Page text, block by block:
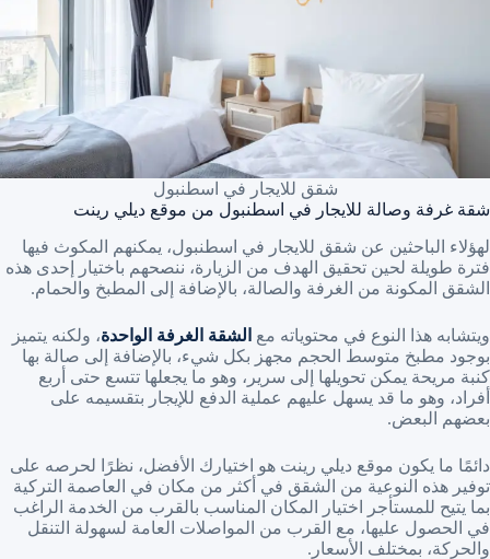
شقق للايجار في اسطنبول
شقة غرفة وصالة للايجار في اسطنبول من موقع ديلي رينت
لهؤلاء الباحثين عن شقق للايجار في اسطنبول، يمكنهم المكوث فيها
فترة طويلة لحين تحقيق الهدف من الزيارة، ننصحهم باختيار إحدى هذه
الشقق المكونة من الغرفة والصالة، بالإضافة إلى المطبخ والحمام.
ويتشابه هذا النوع في محتوياته مع الشقة الغرفة الواحدة، ولكنه يتميز
بوجود مطبخ متوسط الحجم مجهز بكل شيء، بالإضافة إلى صالة بها
كنبة مريحة يمكن تحويلها إلى سرير، وهو ما يجعلها تتسع حتى أربع
أفراد، وهو ما قد يسهل عليهم عملية الدفع للإيجار بتقسيمه على
بعضهم البعض.
دائمًا ما يكون موقع ديلي رينت هو اختيارك الأفضل، نظرًا لحرصه على
توفير هذه النوعية من الشقق في أكثر من مكان في العاصمة التركية
بما يتيح للمستأجر اختيار المكان المناسب بالقرب من الخدمة الراغب
في الحصول عليها، مع القرب من المواصلات العامة لسهولة التنقل
والحركة، بمختلف الأسعار.